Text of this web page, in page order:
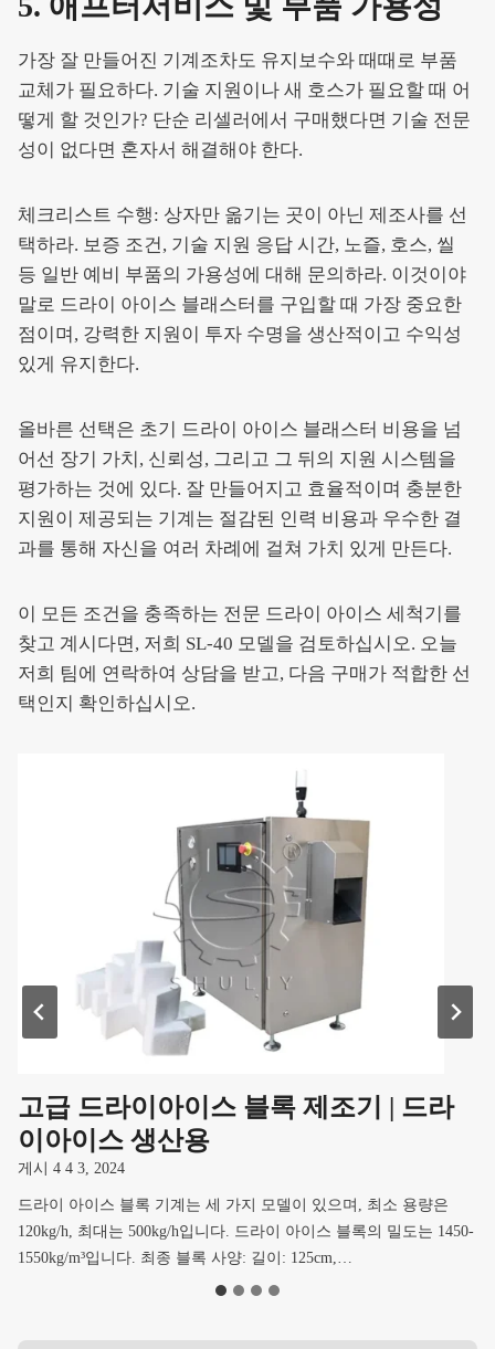
가장 잘 만들어진 기계조차도 유지보수와 때때로 부품
교체가 필요하다. 기술 지원이나 새 호스가 필요할 때 어
떻게 할 것인가? 단순 리셀러에서 구매했다면 기술 전문
성이 없다면 혼자서 해결해야 한다.
체크리스트 수행: 상자만 옮기는 곳이 아닌 제조사를 선
택하라. 보증 조건, 기술 지원 응답 시간, 노즐, 호스, 씰
등 일반 예비 부품의 가용성에 대해 문의하라. 이것이야
말로 드라이 아이스 블래스터를 구입할 때 가장 중요한
점이며, 강력한 지원이 투자 수명을 생산적이고 수익성
있게 유지한다.
올바른 선택은 초기 드라이 아이스 블래스터 비용을 넘
어선 장기 가치, 신뢰성, 그리고 그 뒤의 지원 시스템을
평가하는 것에 있다. 잘 만들어지고 효율적이며 충분한
지원이 제공되는 기계는 절감된 인력 비용과 우수한 결
과를 통해 자신을 여러 차례에 걸쳐 가치 있게 만든다.
이 모든 조건을 충족하는 전문 드라이 아이스 세척기를
찾고 계시다면, 저희 SL-40 모델을 검토하십시오. 오늘
저희 팀에 연락하여 상담을 받고, 다음 구매가 적합한 선
택인지 확인하십시오.
고급 드라이아이스 블록 제조기 | 드라
이아이스 생산용
게시 4 4 3, 2024
드라이 아이스 블록 기계는 세 가지 모델이 있으며, 최소 용량은
120kg/h, 최대는 500kg/h입니다. 드라이 아이스 블록의 밀도는 1450-
1550kg/m³입니다. 최종 블록 사양: 길이: 125cm,…